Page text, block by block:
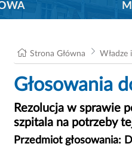
Strona Główna Władze
Głosowania
Rezolucja w sprawie
szpitala na potrzeby
Przedmiot głosowania: